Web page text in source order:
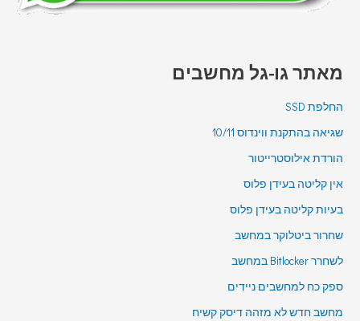
מאתר גו-גל מחשבים
החלפת SSD
שגיאה בהתקנת ווינדוס 10/11
הורדת אילוסטרייטור
אין קליטה בעידן פלוס
בעיות קליטה בעידן פלוס
שחרור ביטלוקר במחשב
לשחרר Bitlocker במחשב
ספק כח למחשבים ניידים
מחשב חדש לא מזהה דיסק קשיח